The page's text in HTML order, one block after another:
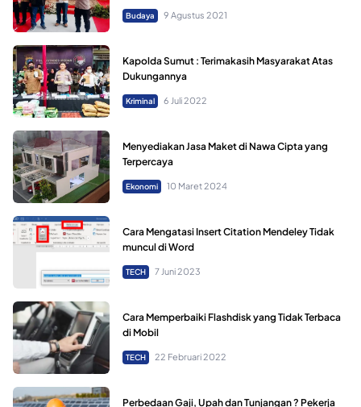
Budaya 9 Agustus 2021
Kapolda Sumut : Terimakasih Masyarakat Atas
Dukungannya
Kriminal 6 Juli 2022
Menyediakan Jasa Maket di Nawa Cipta yang
Terpercaya
Ekonomi 10 Maret 2024
Cara Mengatasi Insert Citation Mendeley Tidak
muncul di Word
TECH 7 Juni 2023
Cara Memperbaiki Flashdisk yang Tidak Terbaca
di Mobil
TECH 22 Februari 2022
Perbedaan Gaji, Upah dan Tunjangan ? Pekerja